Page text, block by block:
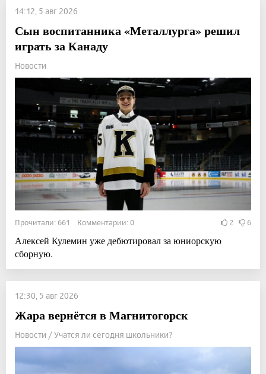
14:12, 5 авг 2026
Сын воспитанника «Металлурга» решил
играть за Канаду
Новости
Прочитали: 661 Комментарии: 0 2 6
Алексей Кулемин уже дебютировал за юниорскую
сборную.
12:30, 5 авг 2026
Жара вернётся в Магнитогорск
Новости / Учатся ли сегодня школьники?